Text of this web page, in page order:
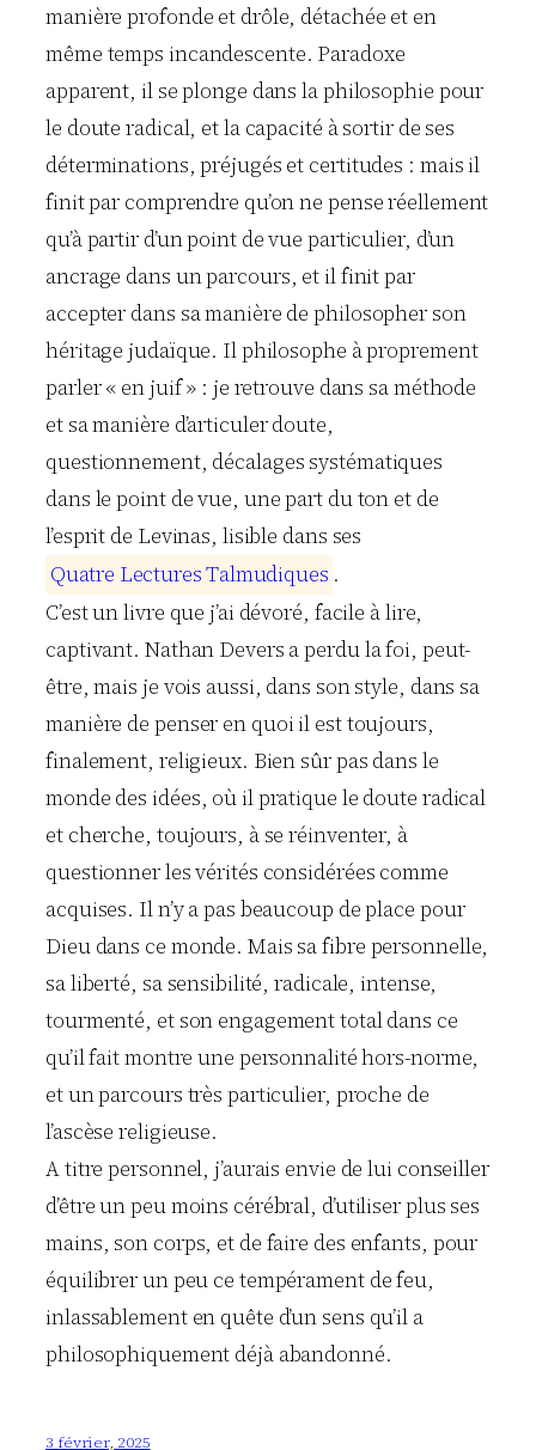
manière profonde et drôle, détachée et en
même temps incandescente. Paradoxe
apparent, il se plonge dans la philosophie pour
le doute radical, et la capacité à sortir de ses
déterminations, préjugés et certitudes : mais il
finit par comprendre qu’on ne pense réellement
qu’à partir d’un point de vue particulier, d’un
ancrage dans un parcours, et il finit par
accepter dans sa manière de philosopher son
héritage judaïque. Il philosophe à proprement
parler « en juif » : je retrouve dans sa méthode
et sa manière d’articuler doute,
questionnement, décalages systématiques
dans le point de vue, une part du ton et de
l’esprit de Levinas, lisible dans ses
Quatre LecturesTalmudiques .
C’est un livre que j’ai dévoré, facile à lire,
captivant. Nathan Devers a perdu la foi, peut-
être, mais je vois aussi, dans son style, dans sa
manière de penser en quoi il est toujours,
finalement, religieux. Bien sûr pas dans le
monde des idées, où il pratique le doute radical
et cherche, toujours, à se réinventer, à
questionner les vérités considérées comme
acquises. Il n’y a pas beaucoup de place pour
Dieu dans ce monde. Mais sa fibre personnelle,
sa liberté, sa sensibilité, radicale, intense,
tourmenté, et son engagement total dans ce
qu’il fait montre une personnalité hors-norme,
et un parcours très particulier, proche de
l’ascèse religieuse.
A titre personnel, j’aurais envie de lui conseiller
d’être un peu moins cérébral, d’utiliser plus ses
mains, son corps, et de faire des enfants, pour
équilibrer un peu ce tempérament de feu,
inlassablement en quête d’un sens qu’il a
philosophiquement déjà abandonné.
3 février, 2025